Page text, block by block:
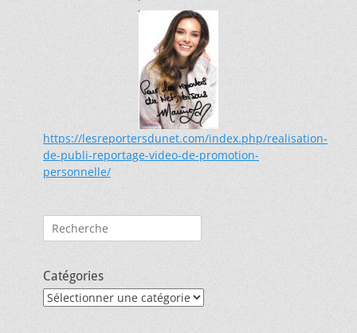
https://lesreportersdunet.com/index.php/realisation-
de-publi-reportage-video-de-promotion-
personnelle/
Rechercher :
Catégories
Catégories